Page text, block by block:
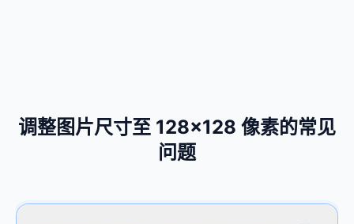
调整图片尺寸至 128×128 像素的常见
问题